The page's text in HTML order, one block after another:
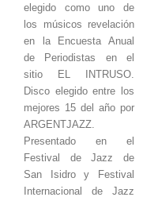
elegido como uno de
los músicos revelación
en la Encuesta Anual
de Periodistas en el
sitio EL INTRUSO.
Disco elegido entre los
mejores 15 del año por
ARGENTJAZZ.
Presentado en el
Festival de Jazz de
San Isidro y Festival
Internacional de Jazz